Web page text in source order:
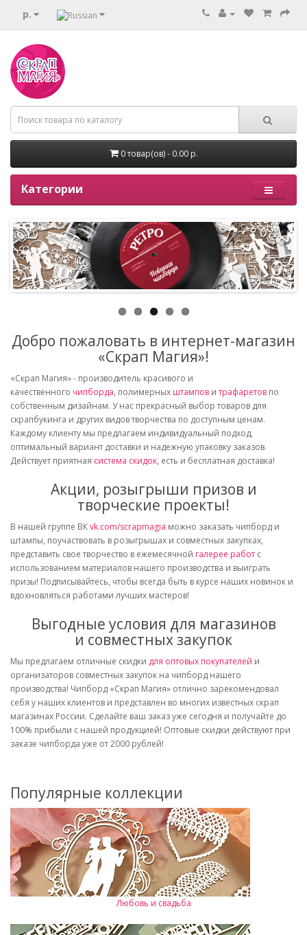
р.
0 товар(ов) - 0.00 р.
Категории
Добро пожаловать в интернет-магазин
«Скрап Магия»!
«Скрап Магия» - производитель красивого и
качественного чипборда, полимерных штампов итрафаретов по
собственным дизайнам. У нас прекрасный выбор товаров для
скрапбукинга и других видов творчества по доступным ценам.
Каждому клиенту мы предлагаем индивидуальный подход,
оптимальный вариант доставки и надежную упаковку заказов.
Действует приятная система скидок, есть и бесплатная доставка!
Акции, розыгрыши призов и
творческие проекты!
В нашей группе ВКvk.com/scrapmagia можно заказать чипборд и
штампы, поучаствовать в розыгрышах и совместных закупках,
представить свое творчество в ежемесячной галерее работ с
использованием материалов нашего производства и выиграть
призы! Подписывайтесь, чтобы всегда быть в курсе наших новинок и
вдохновляться работами лучших мастеров!
Выгодные условия для магазинов
и совместных закупок
Мы предлагаем отличные скидки для оптовых покупателей и
организаторов совместных закупок на чипборд нашего
производства! Чипборд «Скрап Магия» отлично зарекомендовал
себя у наших клиентов и представлен во многих известных скрап
магазинах России. Сделайте ваш заказ уже сегодня и получайте до
100% прибыли с нашей продукцией! Оптовые скидки действуют при
заказе чипборда уже от 2000 рублей!
Популярные коллекции
Любовь и свадьба